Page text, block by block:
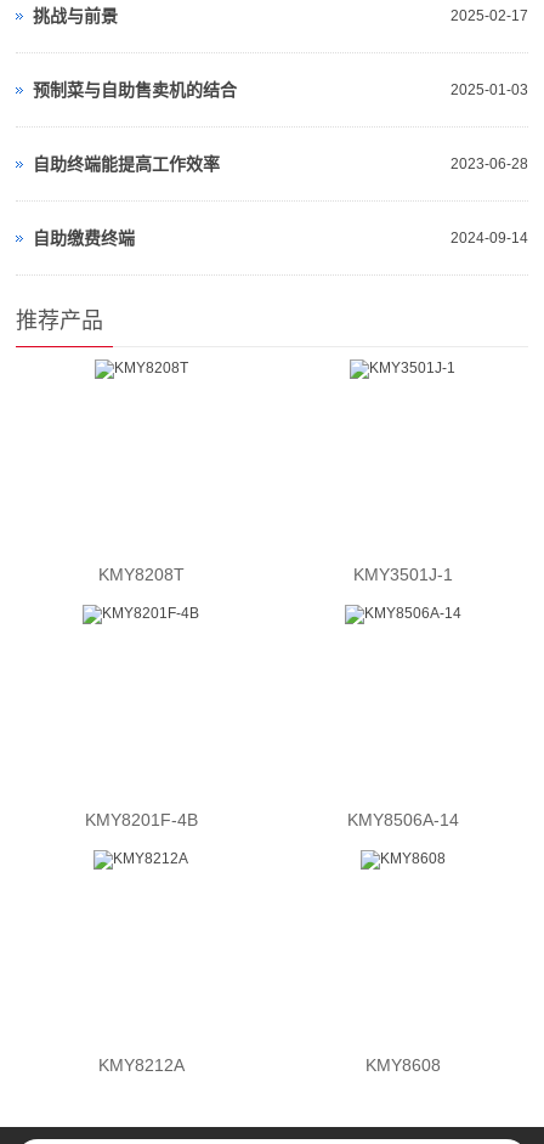
2025-02-17
挑战与前景
2025-01-03
预制菜与自助售卖机的结合
2023-06-28
自助终端能提高工作效率
2024-09-14
自助缴费终端
推荐产品
KMY8208T KMY3501J-1
KMY8201F-4B KMY8506A-14
KMY8212A KMY8608